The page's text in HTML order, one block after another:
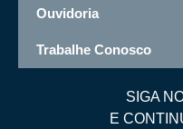
Ouvidoria
Trabalhe Conosco
SIGA
E